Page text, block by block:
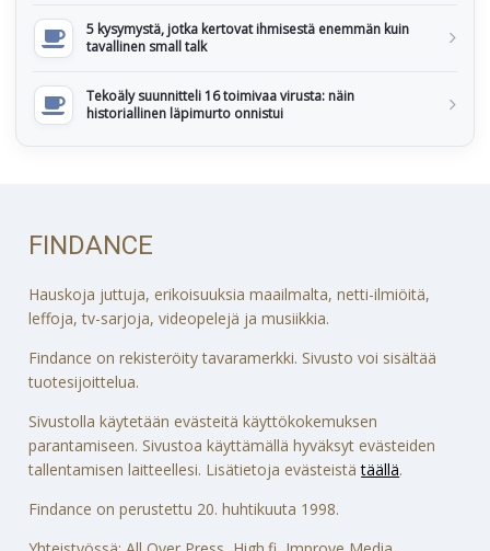
5 kysymystä, jotka kertovat ihmisestä enemmän kuin
tavallinen small talk
Tekoäly suunnitteli 16 toimivaa virusta: näin
historiallinen läpimurto onnistui
FINDANCE
Hauskoja juttuja, erikoisuuksia maailmalta, netti-ilmiöitä,
leffoja, tv-sarjoja, videopelejä ja musiikkia.
Findance on rekisteröity tavaramerkki. Sivusto voi sisältää
tuotesijoittelua.
Sivustolla käytetään evästeitä käyttökokemuksen
parantamiseen. Sivustoa käyttämällä hyväksyt evästeiden
tallentamisen laitteellesi. Lisätietoja evästeistätäällä.
Findance on perustettu 20. huhtikuuta 1998.